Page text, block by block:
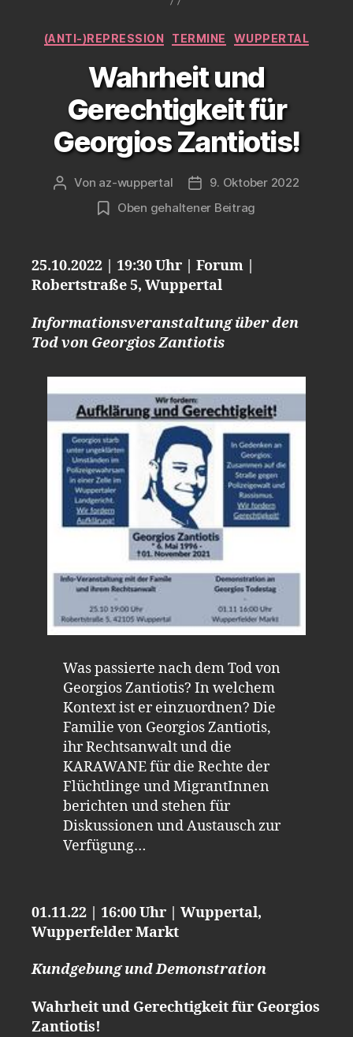
Kategorien
(ANTI-)REPRESSION TERMINE WUPPERTAL
Wahrheit und
Gerechtigkeit für
Georgios Zantiotis!
Beitragsautor
Von az-wuppertal Veröffentlichungsdatum
9. Oktober 2022
Oben gehaltener Beitrag
25.10.2022 | 19:30 Uhr | Forum |
Robertstraße 5, Wuppertal
Informationsveranstaltung über den
Tod von Georgios Zantiotis
Was passierte nach dem Tod von
Georgios Zantiotis? In welchem
Kontext ist er einzuordnen? Die
Familie von Georgios Zantiotis,
ihr Rechtsanwalt und die
KARAWANE für die Rechte der
Flüchtlinge und MigrantInnen
berichten und stehen für
Diskussionen und Austausch zur
Verfügung…
01.11.22 | 16:00 Uhr | Wuppertal,
Wupperfelder Markt
Kundgebung und Demonstration
Wahrheit und Gerechtigkeit für Georgios
Zantiotis!